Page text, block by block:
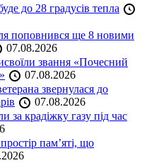
до 28 градусів тепла
поповнився ще 8 новими
07.08.2026
звання «Почесний
07.08.2026
звернулася до
07.08.2026
за крадіжку газу під час
пам’яті, що